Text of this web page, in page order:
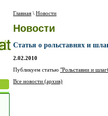
Главная \ Новости
Новости
Статья о рольставнях и
2.02.2010
Публикуем статью "Рольставни и
Все новости (архив)